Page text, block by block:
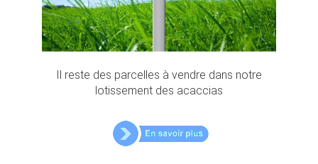
Il reste des parcelles à vendre dans notre
lotissement des acaccias